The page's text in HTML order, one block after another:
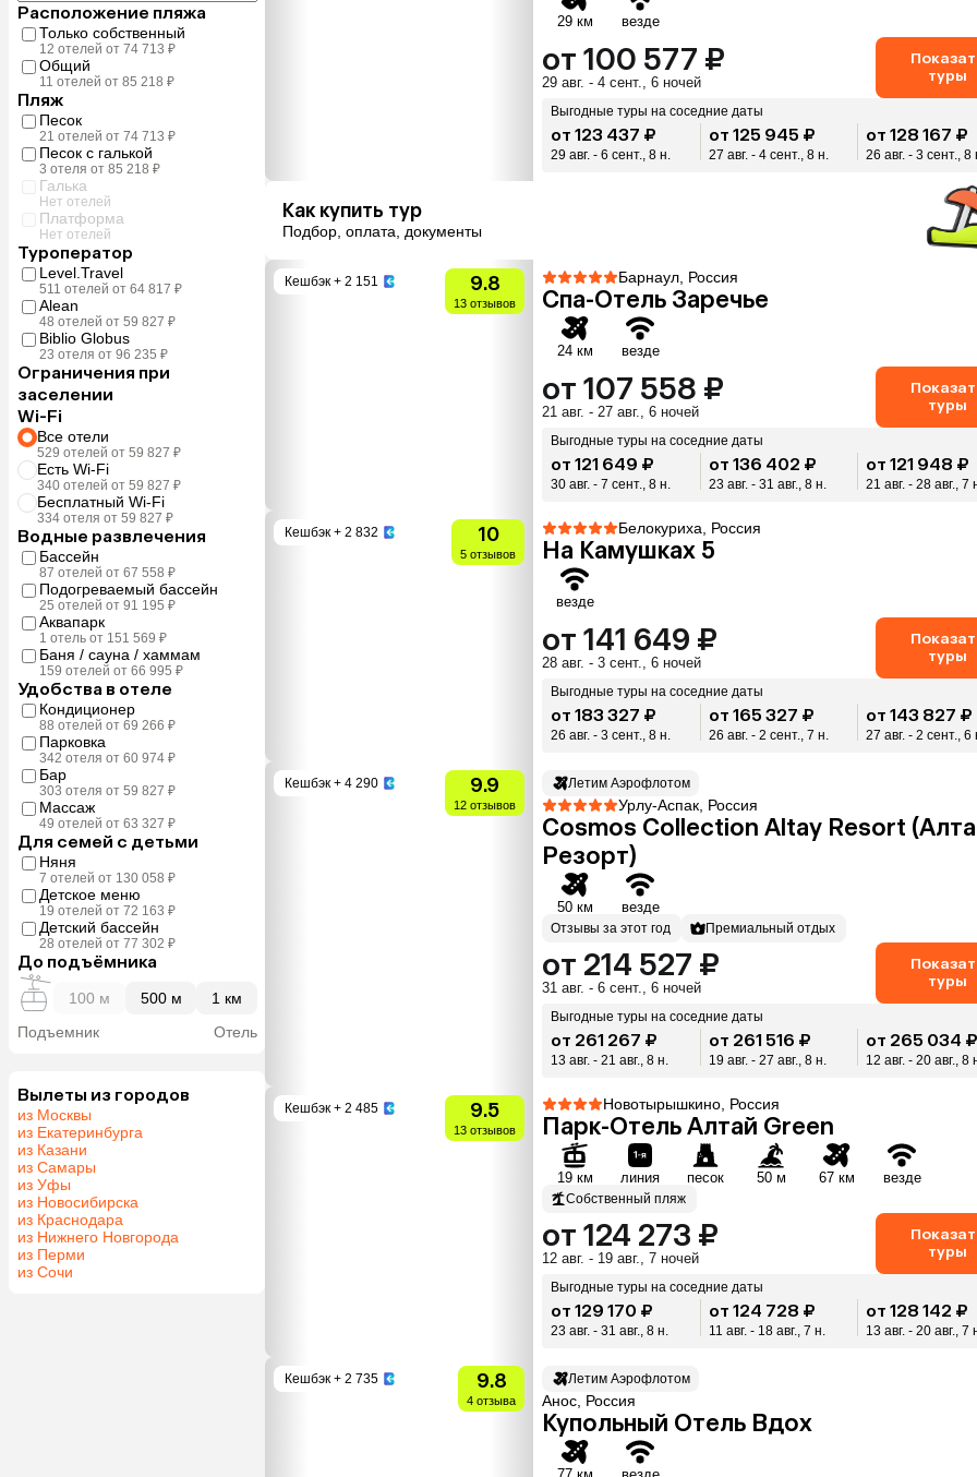
Расположение пляжа
Только собственный
12 отелей от 74 713 ₽
Общий
11 отелей от 85 218 ₽
Пляж
Песок
21 отелей от 74 713 ₽
Песок с галькой
3 отеля от 85 218 ₽
Галька
Нет отелей
Платформа
Нет отелей
Туроператор
Level.Travel
511 отелей от 64 817 ₽
Alean
48 отелей от 59 827 ₽
Biblio Globus
23 отеля от 96 235 ₽
Ограничения при
заселении
Wi-Fi
Все отели
529 отелей от 59 827 ₽
Есть Wi-Fi
340 отелей от 59 827 ₽
Бесплатный Wi-Fi
334 отеля от 59 827 ₽
Водные развлечения
Бассейн
87 отелей от 67 558 ₽
Подогреваемый бассейн
25 отелей от 91 195 ₽
Аквапарк
1 отель от 151 569 ₽
Баня / сауна / хаммам
159 отелей от 66 995 ₽
Удобства в отеле
Кондиционер
88 отелей от 69 266 ₽
Парковка
342 отеля от 60 974 ₽
Бар
303 отеля от 59 827 ₽
Массаж
49 отелей от 63 327 ₽
Для семей с детьми
Няня
7 отелей от 130 058 ₽
Детское меню
19 отелей от 72 163 ₽
Детский бассейн
28 отелей от 77 302 ₽
До подъёмника
100 м 500 м
1 км
Подъемник
Отель
Вылеты из городов
из Москвы
из Екатеринбурга
из Казани
из Самары
из Уфы
из Новосибирска
из Краснодара
из Нижнего Новгорода
из Перми
из Сочи
29 км везде
от 100 577 ₽
29 авг. - 4 сент., 6 ночей
туры
Выгодные туры на соседние даты
от 123 437 ₽
29 авг. - 6 сент., 8 н.
от 125 945 ₽
27 авг. - 4 сент., 8 н.
от 128 167 ₽
26 авг. - 3 сент., 8
Как купить тур
Подбор, оплата, документы
Кешбэк + 2 151 9.8
13 отзывов
Барнаул, Россия
Спа-Oтель Заречье
24 км везде
от 107 558 ₽
21 авг. - 27 авг., 6 ночей
туры
Выгодные туры на соседние даты
от 121 649 ₽
30 авг. - 7 сент., 8 н.
от 136 402 ₽
23 авг. - 31 авг., 8 н.
от 121 948 ₽
21 авг. - 28 авг., 7
Кешбэк + 2 832 10
5 отзывов
Белокуриха, Россия
На Камушках 5
везде
от 141 649 ₽
28 авг. - 3 сент., 6 ночей
туры
Выгодные туры на соседние даты
от 183 327 ₽
26 авг. - 3 сент., 8 н.
от 165 327 ₽
26 авг. - 2 сент., 7 н.
от 143 827 ₽
27 авг. - 2 сент., 6
Кешбэк + 4 290 9.9
12 отзывов
Летим Аэрофлотом
Урлу-Аспак, Россия
Cosmos Collection Altay Resort
Резорт)
50 км везде
Отзывы за этот год Премиальный отдых
от 214 527 ₽
31 авг. - 6 сент., 6 ночей
туры
Выгодные туры на соседние даты
от 261 267 ₽
13 авг. - 21 авг., 8 н.
от 261 516 ₽
19 авг. - 27 авг., 8 н.
от 265 034
12 авг. - 20 авг., 8
Кешбэк + 2 485 9.5
13 отзывов
Новотырышкино, Россия
Парк-Отель Алтай Green
19 км линия песок 50 м 67 км везде
Собственный пляж
от 124 273 ₽
12 авг. - 19 авг., 7 ночей
туры
Выгодные туры на соседние даты
от 129 170 ₽
23 авг. - 31 авг., 8 н.
от 124 728 ₽
11 авг. - 18 авг., 7 н.
от 128 142 ₽
13 авг. - 20 авг., 7
Кешбэк + 2 735 9.8
4 отзыва
Летим Аэрофлотом
Анос, Россия
Купольный Отель Вдох